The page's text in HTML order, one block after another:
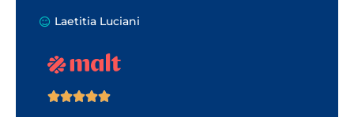
Laetitia Luciani